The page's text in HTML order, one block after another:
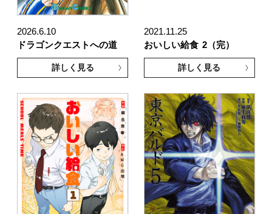
2026.6.10
ドラゴンクエストへの道
詳しく見る
2021.11.25
おいしい給食 2（完）
詳しく見る